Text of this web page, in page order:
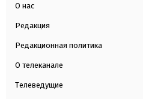
О нас
Редакция
Редакционная политика
О телеканале
Телеведущие